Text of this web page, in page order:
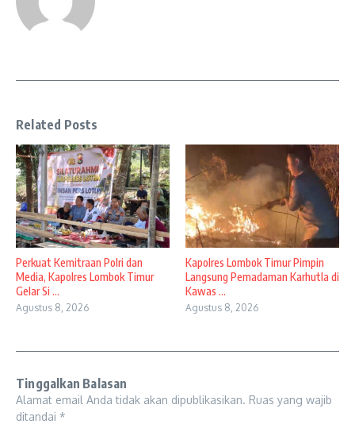
Related Posts
Perkuat Kemitraan Polri dan
Media, Kapolres Lombok Timur
Gelar Si ...
Agustus 8, 2026
Kapolres Lombok Timur Pimpin
Langsung Pemadaman Karhutla di
Kawas ...
Agustus 8, 2026
Tinggalkan Balasan
Alamat email Anda tidak akan dipublikasikan. Ruas yang wajib
ditandai *